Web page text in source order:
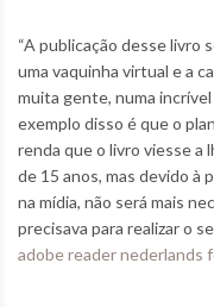
“A publicação desse livro
uma vaquinha virtual e a
muita gente, numa
exemplo disso é que o
renda que o livro viesse a
de 15 anos, mas devido à
na mídia, não será mais
precisava para realizar o
adobe reader nederlands